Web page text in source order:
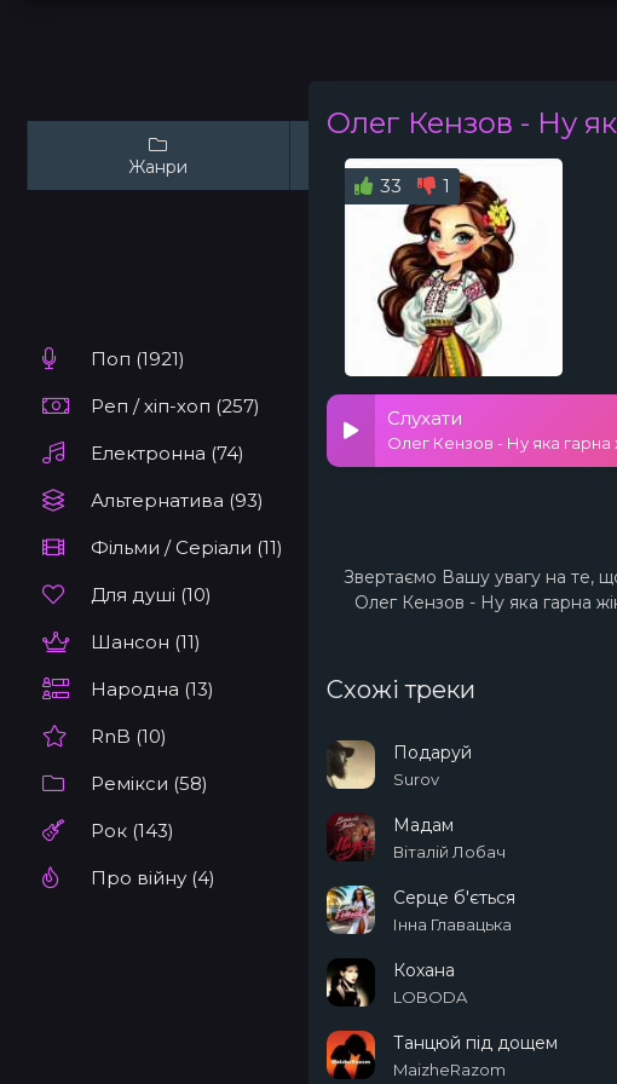
Жанри Виконавці
Поп (1921)
Реп / хіп-хоп (257)
Електронна (74)
Альтернатива (93)
Фільми / Серіали (11)
Для душі (10)
Шансон (11)
Народна (13)
RnB (10)
Ремікси (58)
Рок (143)
Про війну (4)
Олег Кензов - Ну
33 1
Слухати
Олег Кензов - Ну яка гарна
Звертаємо Вашу увагу на те,
Олег Кензов - Ну яка гарна
Схожі треки
Подаруй
Surov
Мадам
Віталій Лобач
Серце б'ється
Інна Главацька
Кохана
LOBODA
Танцюй під дощем
MaizheRazom